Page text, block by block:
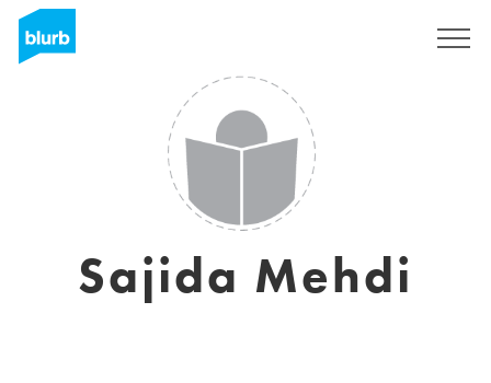
Sajida Mehdi